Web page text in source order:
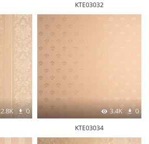
KTE03032
2.8K 0 3.4K 0
KTE03034